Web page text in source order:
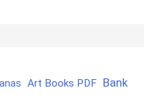
Art Books PDF Bank